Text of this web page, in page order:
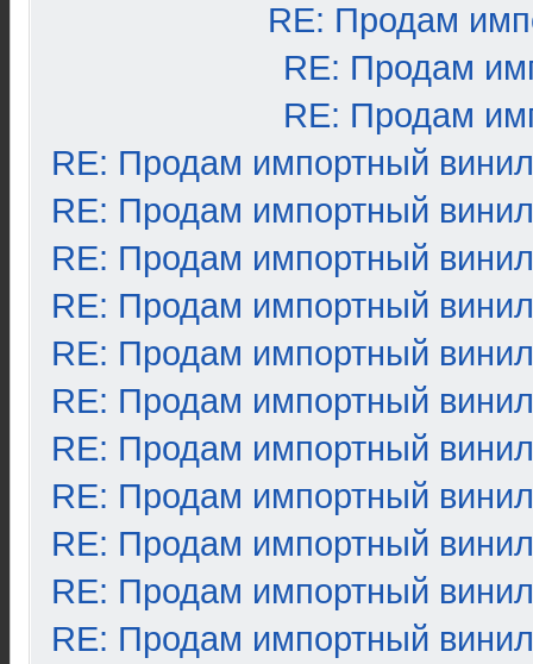
RE: Продам
RE: Продам
RE: Продам
RE: Продам импортный винил
RE: Продам импортный винил
RE: Продам импортный винил
RE: Продам импортный винил
RE: Продам импортный винил
RE: Продам импортный винил
RE: Продам импортный винил
RE: Продам импортный винил
RE: Продам импортный винил
RE: Продам импортный винил
RE: Продам импортный винил